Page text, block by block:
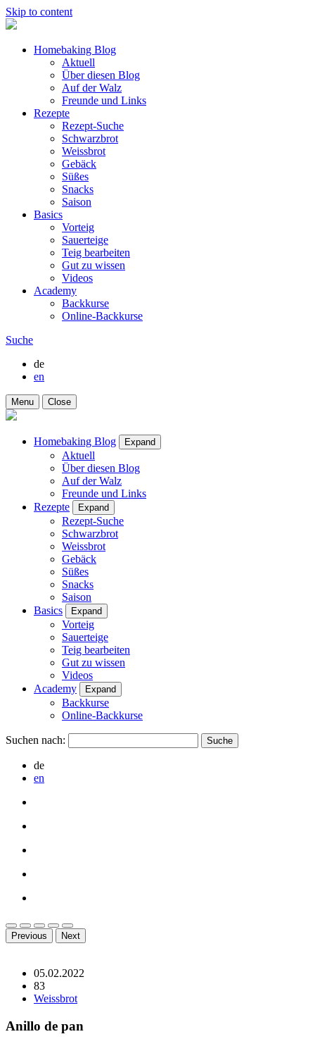
Skip to content
Homebaking Blog
Aktuell
Über diesen Blog
Auf der Walz
Freunde und Links
Rezepte
Rezept-Suche
Schwarzbrot
Weissbrot
Gebäck
Süßes
Snacks
Saison
Basics
Vorteig
Sauerteige
Teig bearbeiten
Gut zu wissen
Videos
Academy
Backkurse
Online-Backkurse
Suche
de
en
Menu Close
Homebaking Blog Expand
Aktuell
Über diesen Blog
Auf der Walz
Freunde und Links
Rezepte
Expand
Rezept-Suche
Schwarzbrot
Weissbrot
Gebäck
Süßes
Snacks
Saison
Basics
Expand
Vorteig
Sauerteige
Teig bearbeiten
Gut zu wissen
Videos
Academy
Expand
Backkurse
Online-Backkurse
Suchen nach:
de
en
Previous Next
05.02.2022
83
Weissbrot
Anillo de pan